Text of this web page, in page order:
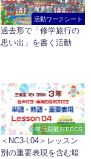
活動ワークシート
過去形で「修学旅行の
思い出」を書く活動
帯活動教材BECS
＜NC3-L04＞レッスン
別の重要表現を含む暗